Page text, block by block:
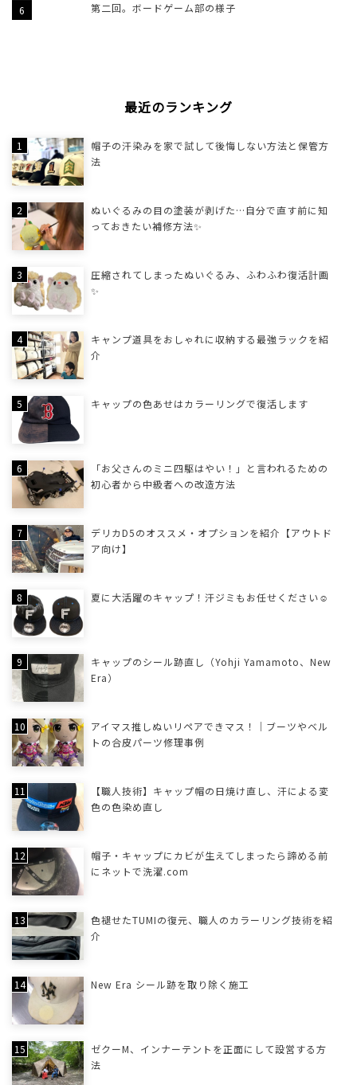
第二回。ボードゲーム部の様子
最近のランキング
帽子の汗染みを家で試して後悔しない方法と保管方
法
ぬいぐるみの目の塗装が剥げた…自分で直す前に知
っておきたい補修方法✨
圧縮されてしまったぬいぐるみ、ふわふわ復活計画
✨
キャンプ道具をおしゃれに収納する最強ラックを紹
介
キャップの色あせはカラーリングで復活します
「お父さんのミニ四駆はやい！」と言われるための
初心者から中級者への改造方法
デリカD5のオススメ・オプションを紹介【アウトド
ア向け】
夏に大活躍のキャップ！汗ジミもお任せください☺
キャップのシール跡直し（Yohji Yamamoto、New
Era）
アイマス推しぬいリペアできマス！｜ブーツやベル
トの合皮パーツ修理事例
【職人技術】キャップ帽の日焼け直し、汗による変
色の色染め直し
帽子・キャップにカビが生えてしまったら諦める前
にネットで洗濯.com
色褪せたTUMIの復元、職人のカラーリング技術を紹
介
New Era シール跡を取り除く施工
ゼクーM、インナーテントを正面にして設営する方
法